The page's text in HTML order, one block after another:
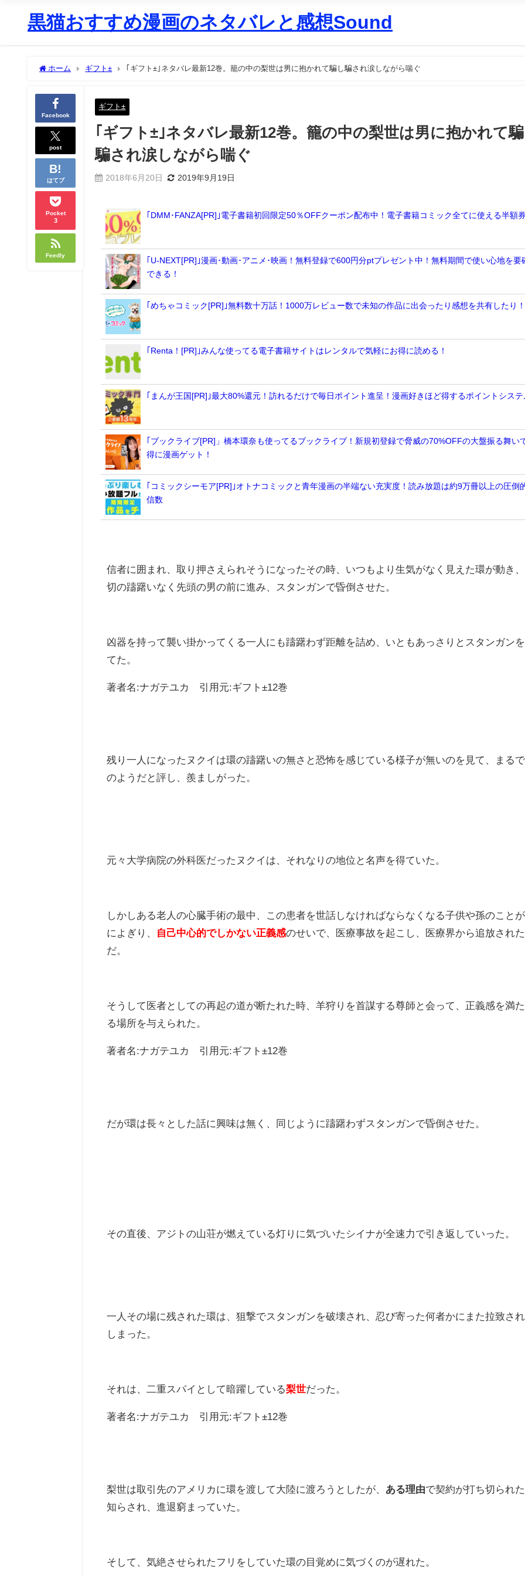
黒猫おすすめ漫画のネタバレと感想Sound
ホーム ギフト± ｢ギフト±｣ネタバレ最新12巻。籠の中の梨世は男に抱かれて騙し騙され涙しながら喘ぐ
Facebook
post
はてブ
Pocket
3
Feedly
ギフト±
｢ギフト±｣ネタバレ最新12巻。籠の中の梨世は男に抱かれて騙
騙され涙しながら喘ぐ
2018年6月20日 2019年9月19日
｢DMM･FANZA[PR]｣電子書籍初回限定50％OFFクーポン配布中！電子書籍コミック全てに使える半額券
｢U-NEXT[PR]｣漫画･動画･アニメ･映画！無料登録で600円分ptプレゼント中！無料期間で使い心地を要
できる！
｢めちゃコミック[PR]｣無料数十万話！1000万レビュー数で未知の作品に出会ったり感想を共有したり！
｢Renta！[PR]｣みんな使ってる電子書籍サイトはレンタルで気軽にお得に読める！
｢まんが王国[PR]｣最大80%還元！訪れるだけで毎日ポイント進呈！漫画好きほど得するポイントシステ
｢ブックライブ[PR]」橋本環奈も使ってるブックライブ！新規初登録で脅威の70%OFFの大盤振る舞い
得に漫画ゲット！
｢コミックシーモア[PR]｣オトナコミックと青年漫画の半端ない充実度！読み放題は約9万冊以上の圧倒
信数
信者に囲まれ、取り押さえられそうになったその時、いつもより生気がなく見えた環が動き
切の躊躇いなく先頭の男の前に進み、スタンガンで昏倒させた。
凶器を持って襲い掛かってくる一人にも躊躇わず距離を詰め、いともあっさりとスタンガン
てた。
著者名:ナガテユカ 引用元:ギフト±12巻
残り一人になったヌクイは環の躊躇いの無さと恐怖を感じている様子が無いのを見て、まるで
のようだと評し、羨ましがった。
元々大学病院の外科医だったヌクイは、それなりの地位と名声を得ていた。
しかしある老人の心臓手術の最中、この患者を世話しなければならなくなる子供や孫のこと
によぎり、
自己中心的でしかない正義感のせいで、医療事故を起こし、医療界から追放され
だ。
そうして医者としての再起の道が断たれた時、羊狩りを首謀する尊師と会って、正義感を満
る場所を与えられた。
著者名:ナガテユカ 引用元:ギフト±12巻
だが環は長々とした話に興味は無く、同じように躊躇わずスタンガンで昏倒させた。
その直後、アジトの山荘が燃えている灯りに気づいたシイナが全速力で引き返していった。
一人その場に残された環は、狙撃でスタンガンを破壊され、忍び寄った何者かにまた拉致さ
しまった。
それは、二重スパイとして暗躍している梨世だった。
著者名:ナガテユカ 引用元:ギフト±12巻
梨世は取引先のアメリカに環を渡して大陸に渡ろうとしたが、 ある理由で契約が打ち切られ
知らされ、進退窮まっていた。
そして、気絶させられたフリをしていた環の目覚めに気づくのが遅れた。